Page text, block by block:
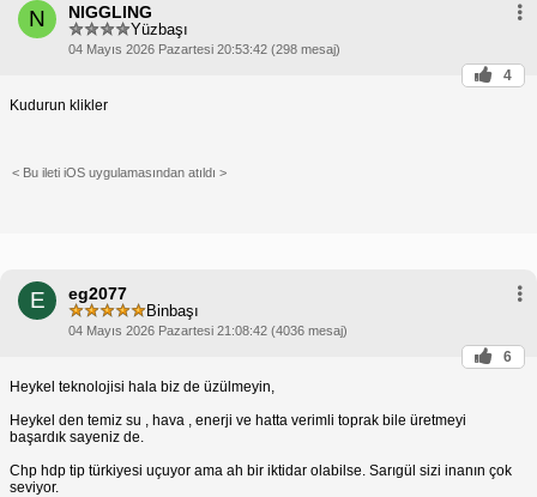
N NIGGLING
Yüzbaşı
04 Mayıs 2026 Pazartesi 20:53:42 (298 mesaj)
4
Kudurun klikler
< Bu ileti iOS uygulamasından atıldı >
E eg2077
Binbaşı
04 Mayıs 2026 Pazartesi 21:08:42 (4036 mesaj)
6
Heykel teknolojisi hala biz de üzülmeyin,
Heykel den temiz su , hava , enerji ve hatta verimli toprak bile üretmeyi
başardık sayeniz de.
Chp hdp tip türkiyesi uçuyor ama ah bir iktidar olabilse. Sarıgül sizi inanın çok
seviyor.